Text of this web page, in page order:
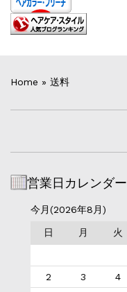
Home » 送料
営業日カレンダー
今月(2026年8月)
日 月 火
2
3 4